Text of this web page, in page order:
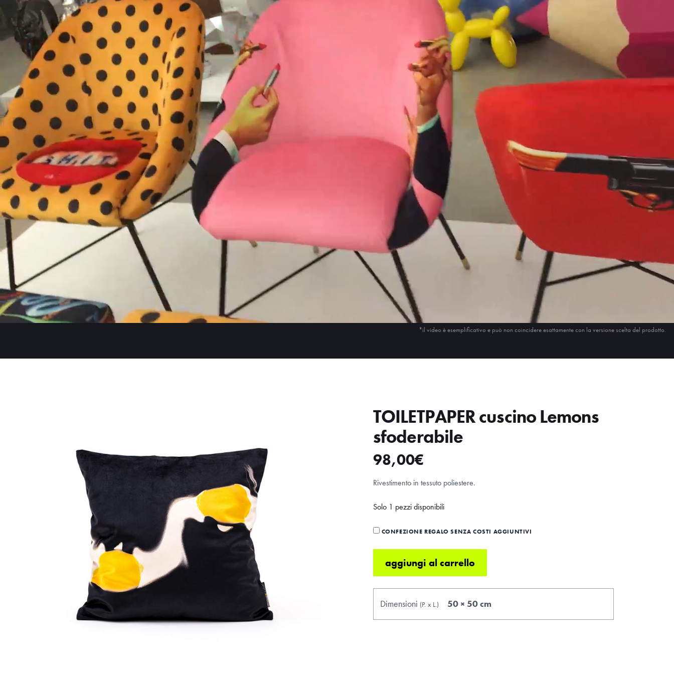
*il video è esemplificativo e può non coincidere esattamente con la versione scelta del prodotto.
TOILETPAPER cuscino Lemons
sfoderabile
98,00€
Rivestimento in tessuto poliestere.
Solo 1 pezzi disponibili
CONFEZIONE REGALO SENZA COSTI AGGIUNTIVI
aggiungi al carrello
Dimensioni (P. x L.) 50 × 50 cm